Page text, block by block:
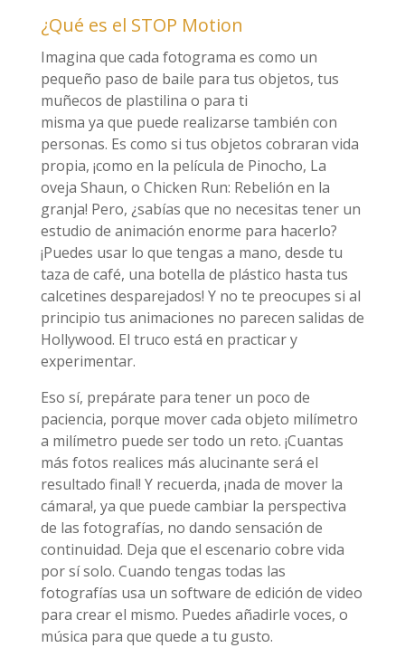
¿Qué es el STOP Motion
Imagina que cada fotograma es como un
pequeño paso de baile para tus objetos, tus
muñecos de plastilina o para ti
misma ya que puede realizarse también con
personas. Es como si tus objetos cobraran vida
propia, ¡como en la película de Pinocho, La
oveja Shaun, o Chicken Run: Rebelión en la
granja! Pero, ¿sabías que no necesitas tener un
estudio de animación enorme para hacerlo?
¡Puedes usar lo que tengas a mano, desde tu
taza de café, una botella de plástico hasta tus
calcetines desparejados! Y no te preocupes si al
principio tus animaciones no parecen salidas de
Hollywood. El truco está en practicar y
experimentar.
Eso sí, prepárate para tener un poco de
paciencia, porque mover cada objeto milímetro
a milímetro puede ser todo un reto. ¡Cuantas
más fotos realices más alucinante será el
resultado final! Y recuerda, ¡nada de mover la
cámara!, ya que puede cambiar la perspectiva
de las fotografías, no dando sensación de
continuidad. Deja que el escenario cobre vida
por sí solo. Cuando tengas todas las
fotografías usa un software de edición de video
para crear el mismo. Puedes añadirle voces, o
música para que quede a tu gusto.